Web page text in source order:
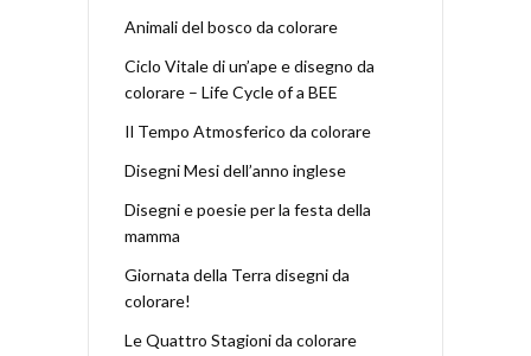
Animali del bosco da colorare
Ciclo Vitale di un’ape e disegno da
colorare – Life Cycle of a BEE
Il Tempo Atmosferico da colorare
Disegni Mesi dell’anno inglese
Disegni e poesie per la festa della
mamma
Giornata della Terra disegni da
colorare!
Le Quattro Stagioni da colorare